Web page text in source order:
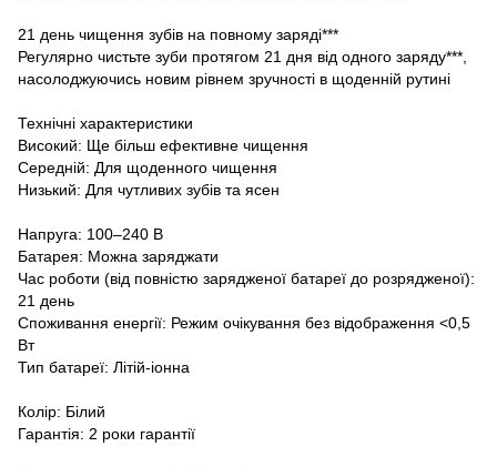
21 день чищення зубів на повному заряді***
Регулярно чистьте зуби протягом 21 дня від одного заряду***,
насолоджуючись новим рівнем зручності в щоденній рутині
Технічні характеристики
Високий: Ще більш ефективне чищення
Середній: Для щоденного чищення
Низький: Для чутливих зубів та ясен
Напруга: 100–240 В
Батарея: Можна заряджати
Час роботи (від повністю зарядженої батареї до розрядженої):
21 день
Споживання енергії: Режим очікування без відображення <0,5
Вт
Тип батареї: Літій-іонна
Колір: Білий
Гарантія: 2 роки гарантії